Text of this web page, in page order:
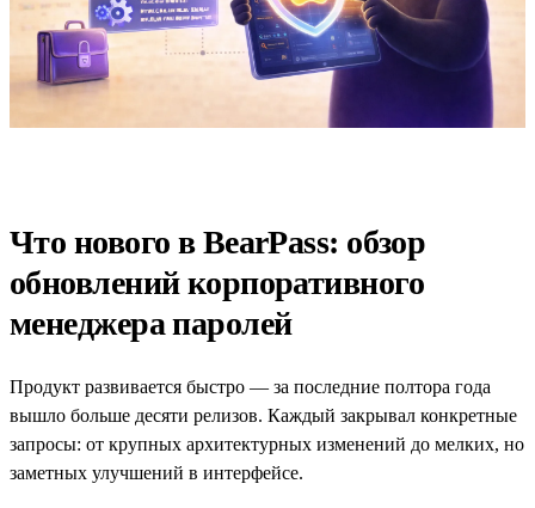
Что нового в BearPass: обзор
обновлений корпоративного
менеджера паролей
Продукт развивается быстро — за последние полтора года
вышло больше десяти релизов. Каждый закрывал конкретные
запросы: от крупных архитектурных изменений до мелких, но
заметных улучшений в интерфейсе.